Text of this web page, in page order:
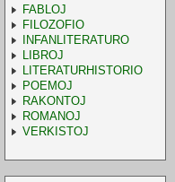
FABLOJ
FILOZOFIO
INFANLITERATURO
LIBROJ
LITERATURHISTORIO
POEMOJ
RAKONTOJ
ROMANOJ
VERKISTOJ